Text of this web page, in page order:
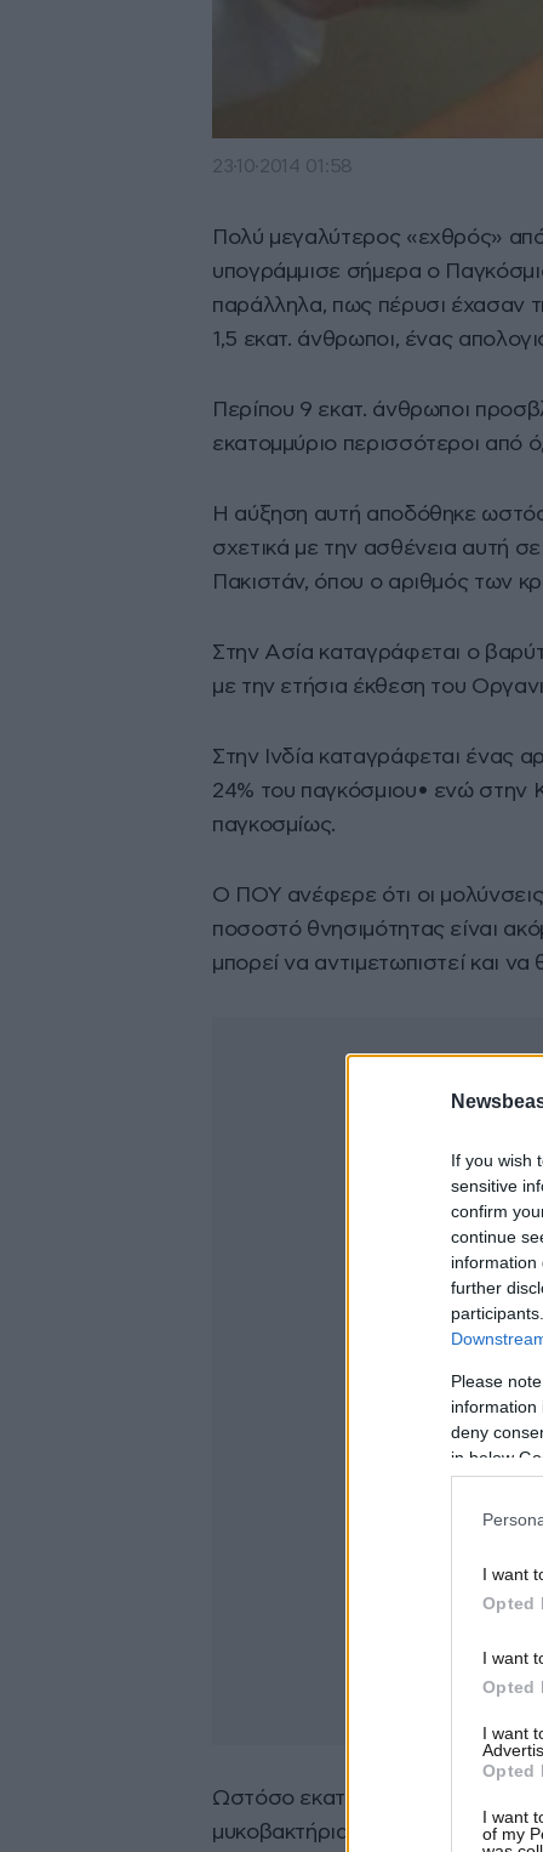
If you wish
sensitive
confirm
continue
information
further
Please
information
deny
in below
I want
Opted
I want
Opted
I want
Opted
I want
of my
23·10·2014 01:58
Πολύ μεγαλύτερος «εχθρός»
υπογράμμισε σήμερα ο
παράλληλα, πως πέρυσι έχασαν
1,5 εκατ. άνθρωποι, ένας
Περίπου 9 εκατ. άνθρωποι
εκατομμύριο περισσότεροι από
Η αύξηση αυτή αποδόθηκε
σχετικά με την ασθένεια αυτή
Πακιστάν, όπου ο αριθμός των
Στην Ασία καταγράφεται ο
με την ετήσια έκθεση του
Στην Ινδία καταγράφεται ένας
24% του παγκόσμιου• ενώ στην
παγκοσμίως.
Ο ΠΟΥ ανέφερε ότι οι
ποσοστό θνησιμότητας είναι
μπορεί να αντιμετωπιστεί και
Ωστόσο εκατοντάδες χιλιάδες
μυκοβακτήρια φυματίωσης τα